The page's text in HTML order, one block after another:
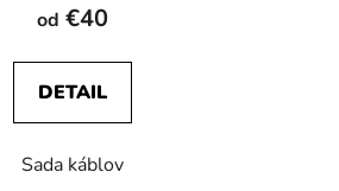
od €40
DETAIL
Sada káblov